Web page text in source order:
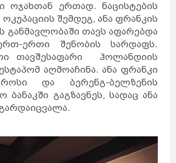
ოჯახთან ერთად. ნაცისტების
ოკუპაციის შემდეგ, ანა ფრანკის
განმავლობაში თავს აფარებდა
ერთი შენობის სარდაფს.
თავშესაფარი ჰოლანდიის
აღმოაჩინა. ანა ფრანკი
და ბერენგ-ბელზენის
ბანაკში გაგზავნეს, სადაც ანა